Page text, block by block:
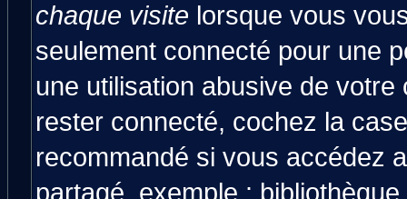
chaque visite lorsque vous
seulement connecté pour une
une utilisation abusive de
rester connecté, cochez la
recommandé si vous accédez
partagé, exemple :